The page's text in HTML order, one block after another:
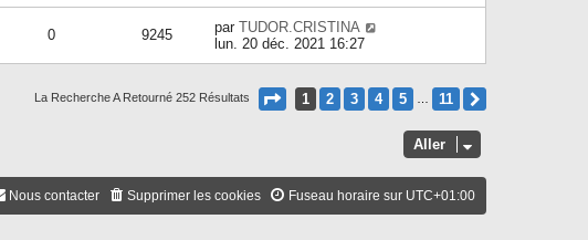
0 9245 par TUDOR.CRISTINA
lun. 20 déc. 2021 16:27
La Recherche A Retourné 252 Résultats Page 1Sur 11
1 2 3 4 5 11
Aller
Fuseau horaire sur UTC+01:00
Supprimer les cookies
Nous contacter